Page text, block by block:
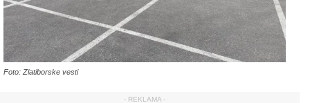
Foto: Zlatiborske vesti
- REKLAMA -